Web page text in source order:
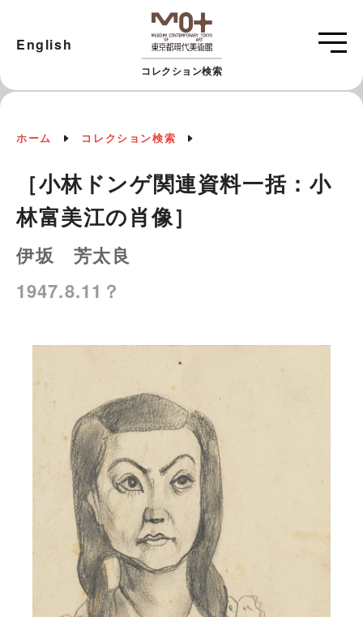
コレクション検索
English
ホーム コレクション検索
［小林ドンゲ関連資料一括：小
林富美江の肖像］
伊坂 芳太良
1947.8.11？